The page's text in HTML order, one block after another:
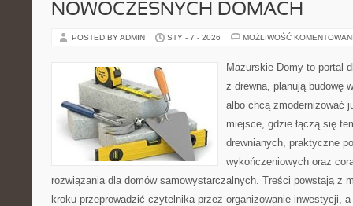
NOWOCZESNYCH DOMACH
POSTED BY ADMIN STY - 7 - 2026 MOŻLIWOŚĆ
Mazurskie Domy to portal
z drewna, planują budowę
albo chcą zmodernizować
miejsce, gdzie łączą się
drewnianych, praktyczne
wykończeniowych oraz
rozwiązania dla domów samowystarczalnych. Treści powstają z
kroku przeprowadzić czytelnika przez organizowanie inwestycji,